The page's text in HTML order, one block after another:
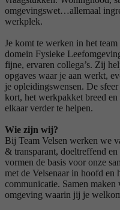
omgevingswet…allemaal
werkplek.
Je komt te werken in het
domein Fysieke
fijne, ervaren collega’s. Zij
opgaves waar je aan werkt,
je opleidingswensen. De
kort, het werkpakket breed en
elkaar verder te helpen.
Wie zijn wij?
Bij Team Velsen werken we
& transparant, doeltreffend
vormen de basis voor onze
met de Velsenaar in hoofd en
communicatie. Samen
omgeving waarin jij je